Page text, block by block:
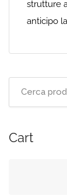
strutture
anticipo
Cart